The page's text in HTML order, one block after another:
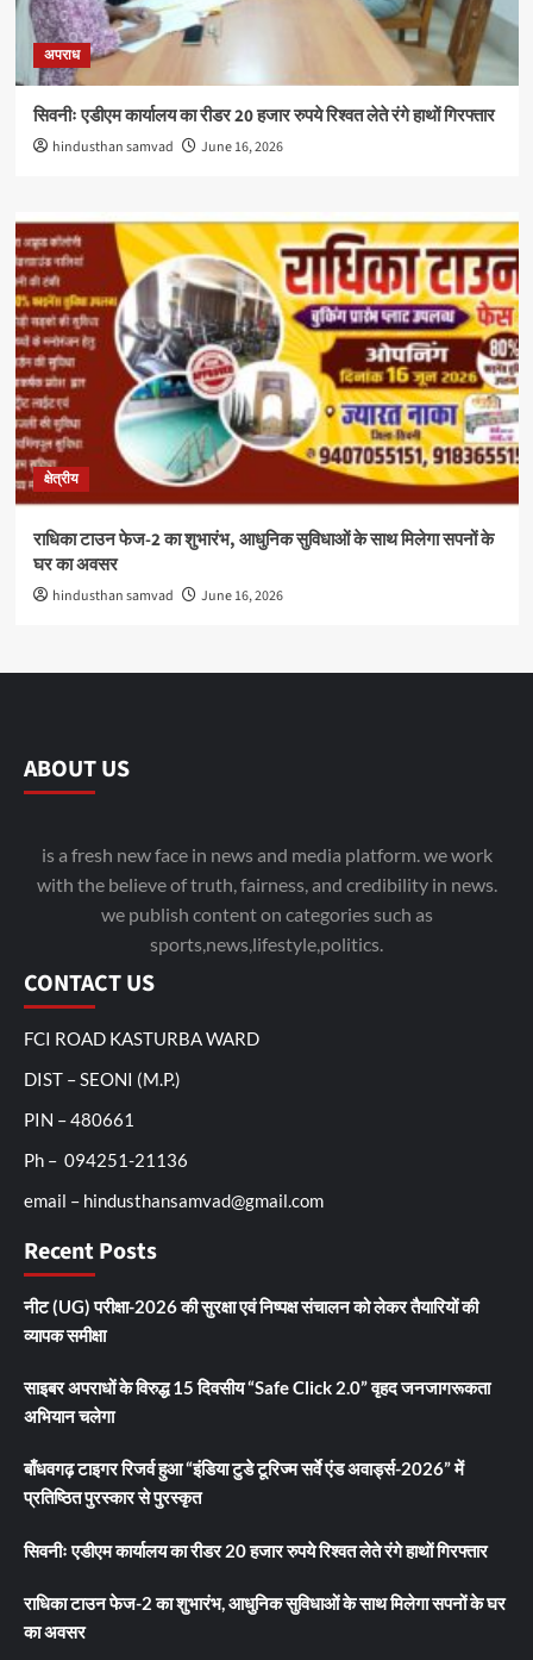
अपराध
सिवनीः एडीएम कार्यालय का रीडर 20 हजार रुपये रिश्वत लेते रंगे हाथों गिरफ्तार
hindusthan samvad June 16, 2026
क्षेत्रीय
राधिका टाउन फेज-2 का शुभारंभ, आधुनिक सुविधाओं के साथ मिलेगा सपनों के
घर का अवसर
hindusthan samvad June 16, 2026
ABOUT US
is a fresh new face in news and media platform. we work
with the believe of truth, fairness, and credibility in news.
we publish content on categories such as
sports,news,lifestyle,politics.
CONTACT US
FCI ROAD KASTURBA WARD
DIST – SEONI (M.P.)
PIN – 480661
Ph – 094251-21136
email – hindusthansamvad@gmail.com
Recent Posts
नीट (UG) परीक्षा-2026 की सुरक्षा एवं निष्पक्ष संचालन को लेकर तैयारियों की
व्यापक समीक्षा
साइबर अपराधों के विरुद्ध 15 दिवसीय “Safe Click 2.0” वृहद जनजागरूकता
अभियान चलेगा
बाँधवगढ़ टाइगर रिजर्व हुआ “इंडिया टुडे टूरिज्म सर्वे एंड अवार्ड्स-2026” में
प्रतिष्ठित पुरस्कार से पुरस्कृत
सिवनीः एडीएम कार्यालय का रीडर 20 हजार रुपये रिश्वत लेते रंगे हाथों गिरफ्तार
राधिका टाउन फेज-2 का शुभारंभ, आधुनिक सुविधाओं के साथ मिलेगा सपनों के घर
का अवसर